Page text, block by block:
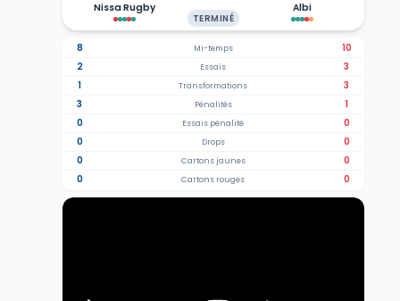
Nissa Rugby
TERMINÉ
Albi
8 Mi-temps
10
2
Essais
3
1
Transformations
3
3
Pénalités
1
0
Essais pénalité
0
0
Drops
0
0
Cartons jaunes
0
0
Cartons rouges 0